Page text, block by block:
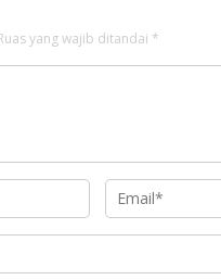
yang wajib ditandai *